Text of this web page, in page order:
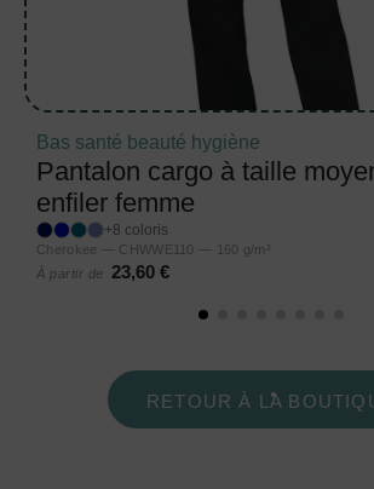
Bas santé beauté hygiène
Pantalon cargo à taille
enfiler femme
+8 coloris
Cherokee — CHWWE110 — 160 g/m²
À partir de
23,60 €
RETOUR À LA